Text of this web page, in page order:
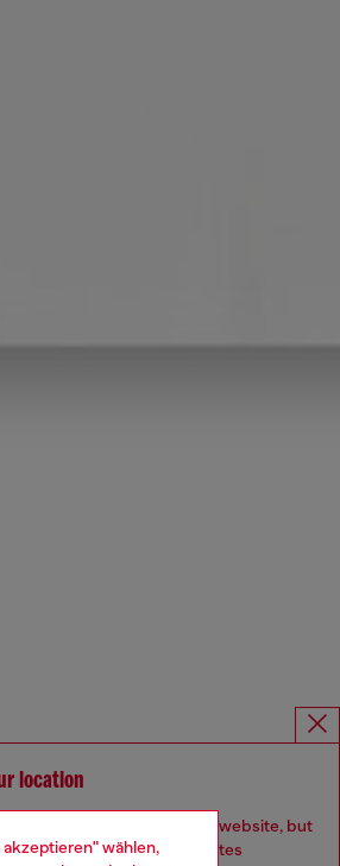
wählen,
location
browsing Deutschland website, but
may be based in United States